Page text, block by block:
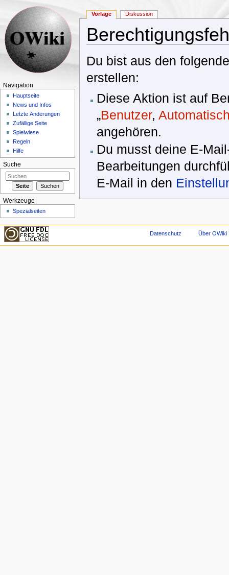
Du bist aus den
erstellen:
Diese Aktion ist auf
„Benutzer,
angehören.
Du musst deine E-
Bearbeitungen
E-Mail in den
Vorlage Diskussion
Navigation
Hauptseite
News und Infos
Letzte Änderungen
Zufällige Seite
Spielwiese
Regeln
Hilfe
Suche
Werkzeuge
Spezialseiten
Datenschutz Über OWiki